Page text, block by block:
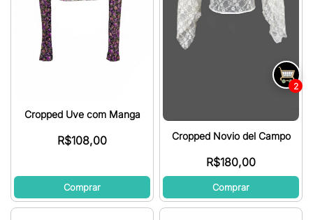
Cropped Uve com Manga
R$108,00
Comprar
Cropped Novio del Campo
R$180,00
Comprar
2